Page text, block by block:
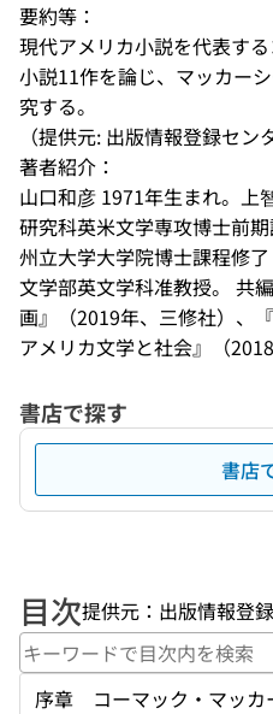
要約等：
現代アメリカ小説を代表す
小説11作を論じ、マッカー
究する。
（提供元: 出版情報登録セン
著者紹介：
山口和彦 1971年生まれ。上
研究科英米文学専攻博士前
州立大学大学院博士課程修
文学部英文学科准教授。 共
画』（2019年、三修社）
アメリカ文学と社会』（
書店で探す
書店
目次提供元：出版情報登
序章 コーマック・マッカ